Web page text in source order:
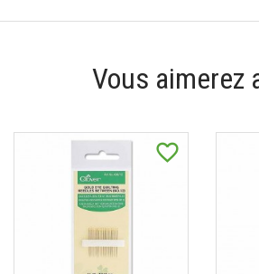
Vous aimerez
favorite_border